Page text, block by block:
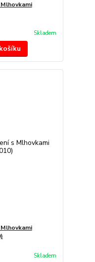
Skladem
Skladem